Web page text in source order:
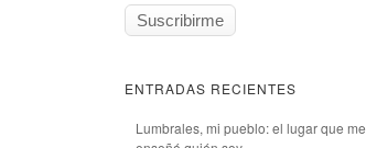
ENTRADAS RECIENTES
Lumbrales, mi pueblo: el lugar que me